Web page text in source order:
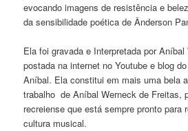
evocando imagens de resistência e
da sensibilidade poética de Ânderson
Ela foi gravada e Interpretada por
postada na internet no Youtube e blog
Aníbal. Ela constitui em mais uma bela
trabalho de Aníbal Werneck de Freitas,
recreiense que está sempre pronto
cultura musical.